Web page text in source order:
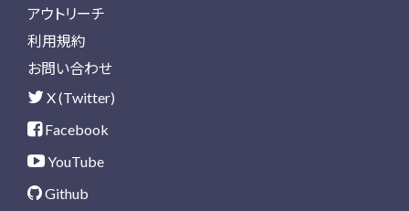
アウトリーチ
利用規約
お問い合わせ
X (Twitter)
Facebook
YouTube
Github